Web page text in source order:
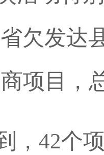
欠发达
项目，
，42个